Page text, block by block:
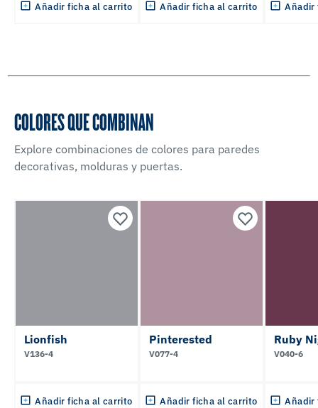
Añadir ficha al carrito Añadir ficha al carrito Añadir
COLORES QUE COMBINAN
Explore combinaciones de colores para paredes
decorativas, molduras y puertas.
Lionfish
V136-4
Añadir ficha al carrito
Pinterested
V077-4
Añadir ficha al carrito
Ruby
V040-6
Añadir